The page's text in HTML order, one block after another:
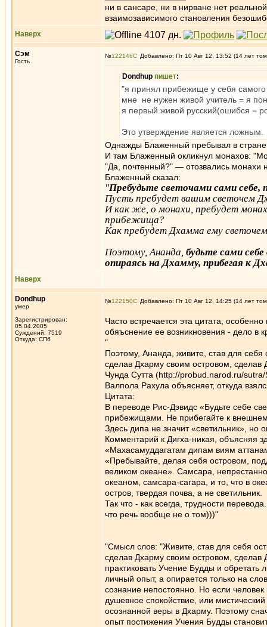
ни в сансаре, ни в нирване нет
взаимозависимого становления
Наверх
Сэм
Гость
№122146 Добавлено: Пт 10 Авг 12, 13:52 (14 лет
Dondhup пишет:
"я принял прибежище у себя самого
мне не нужен живой учитель = я
я первый живой русский(ошибся =
Это утверждение является ложным.
Однажды Блаженный пребывал в
И там Блаженный окликнул монахов:
"Да, почтенный?" — отозвались монахи
Блаженный сказал:
"Пребудьте светочами сами
Пусть пребудет вашим светочем
И как же, о монахи, пребудет
прибежища?
Как пребудет Дхамма ему
Поэтому, Ананда, будьте сами
опираясь на Дхамму, прибегая к
Наверх
Dondhup
умер
Зарегистрирован:
05.04.2005
Суждений: 7519
Откуда: СПб
№122150 Добавлено: Пт 10 Авг 12, 14:25 (14 лет
Часто встречается эта цитата,
обяъснение ее возникновения - дело в
"
Поэтому, Ананда, живите, став для
сделав Дхарму своим островом,
Чунда Сутта (http://probud.narod.ru/
Валпола Рахула объясняет, откуда
Цитата:
В переводе Рис-Дэвидс «Будьте себе
прибежищами. Не прибегайте к
Здесь дипа не значит «светильник», но
Комментарий к Дигха-никая, объясняя
«Махасамуддагатам дипам виям
«Пребывайте, делая себя островом,
великом океане». Самсара,
океаном, самсара-сагара, и то, что в
остров, твердая почва, а не светильник.
Так что - как всегда, трудности
что речь вообще не о том)))"
"Смысл слов: "Живите, став для себя
сделав Дхарму своим островом,
практиковать Учение Будды и
личный опыт, а опирается только на
сознание непостоянно. Но если человек
душевное спокойствие, или
осознанной веры в Дхарму. Поэтому
опыт постижения Учения Будды